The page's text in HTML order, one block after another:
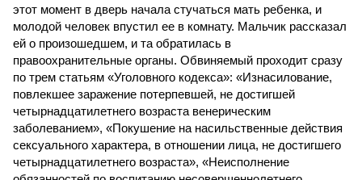
этот момент в дверь начала стучаться мать ребенка, и
молодой человек впустил ее в комнату. Мальчик рассказал
ей о произошедшем, и та обратилась в
правоохранительные органы. Обвиняемый проходит сразу
по трем статьям «Уголовного кодекса»: «Изнасилование,
повлекшее заражение потерпевшей, не достигшей
четырнадцатилетнего возраста венерическим
заболеванием», «Покушение на насильственные действия
сексуального характера, в отношении лица, не достигшего
четырнадцатилетнего возраста», «Неисполнение